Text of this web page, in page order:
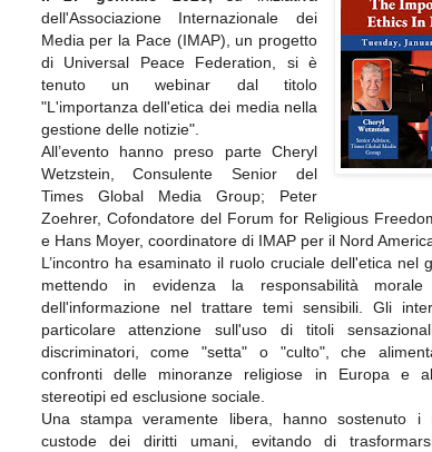
dell'Associazione Internazionale dei
Media per la Pace (IMAP), un progetto
di Universal Peace Federation, si è
tenuto un webinar dal titolo
"L'importanza dell'etica dei media nella
gestione delle notizie".
All’evento hanno preso parte Cheryl
Wetzstein, Consulente Senior del
Times Global Media Group; Peter
Zoehrer, Cofondatore del Forum for Religious
e Hans Moyer, coordinatore di IMAP per il Nord
L’incontro ha esaminato il ruolo cruciale dell'etica nel
mettendo in evidenza la responsabilità morale
dell'informazione nel trattare temi sensibili. Gli
particolare attenzione sull'uso di titoli
discriminatori, come "setta" o "culto", che
confronti delle minoranze religiose in Europa e
stereotipi ed esclusione sociale.
Una stampa veramente libera, hanno sostenuto i
custode dei diritti umani, evitando di